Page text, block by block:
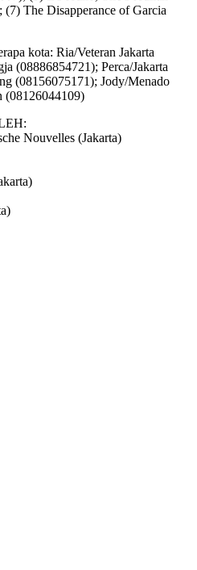
The Disapperance of Garcia
kota: Ria/Veteran Jakarta
(08886854721); Perca/Jakarta
(08156075171); Jody/Menado
(08126044109)
Nouvelles (Jakarta)